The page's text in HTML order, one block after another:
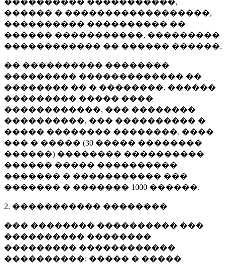
���������� �����������,
������ � ������������������,
���������� ���������� ��
������ �����������, ���������
������������ �� ������ ������.
�� ���������� ��������
��������� ������������� ��
�������� �� � ��������. ������
��������� ����� ����
������������, ��� ��������
����������, ��� ���������� �
����� �������� ��������. ����
��� � ����� (30 ����� ��������
������) �������� ����������
������ ����� ����������
������� � ����������� ���
������� � ������� 1000 ������.
2. ����������� ��������
��� �������� ���������� ���
���������� ��������
��������� ������������
����������: ����� � �����